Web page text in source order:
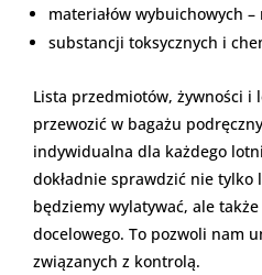
materiałów wybuichowych
substancji toksycznych i
Lista przedmiotów, żywności i
przewozić w bagażu
indywidualna dla każdego
dokładnie sprawdzić nie tylko
będziemy wylatywać, ale
docelowego. To pozwoli nam
związanych z kontrolą.